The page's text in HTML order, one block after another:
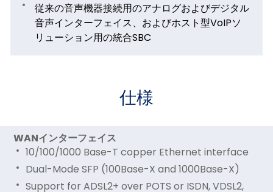
従来の音声機器接続用のアナログおよびデジタル
音声インターフェイス、およびホスト型VoIPソ
リューション用の統合SBC
仕様
WANインターフェイス
10/100/1000 Base-T copper Ethernet interface
Dual-Mode SFP (100Base-X and 1000Base-X)
Support for ADSL2+ over POTS or ISDN, VDSL2,